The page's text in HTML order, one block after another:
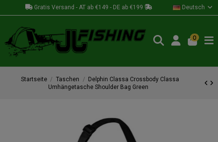
Gratis Versand - AT ab €149 - DE ab €199 Deutsch
0
Startseite Taschen
Delphin Classa Crossbody Classa
Umhängetasche Shoulder Bag Green